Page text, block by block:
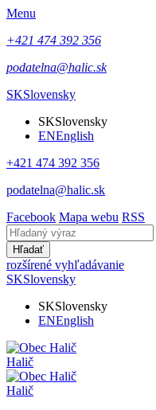
Menu
+421 474 392 356
podatelna@halic.sk
SKSlovensky
SKSlovensky
ENEnglish
+421 474 392 356
podatelna@halic.sk
Facebook Mapa webu RSS
Hľadať
rozšírené vyhľadávanie
SKSlovensky
SKSlovensky
ENEnglish
Halič
Halič